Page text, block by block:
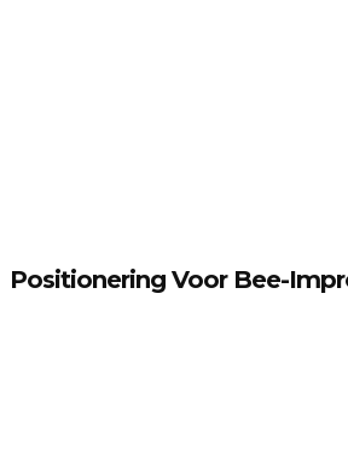
Positionering Voor Bee-